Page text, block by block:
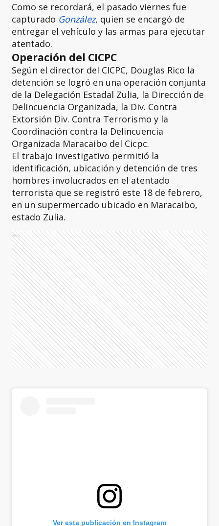
Como se recordará, el pasado viernes fue
capturado González, quien se encargó de
entregar el vehículo y las armas para ejecutar
atentado.
Operación del CICPC
Según el director del CICPC, Douglas Rico la
detención se logró en una operación conjunta
de la Delegación Estadal Zulia, la Dirección de
Delincuencia Organizada, la Div. Contra
Extorsión Div. Contra Terrorismo y la
Coordinación contra la Delincuencia
Organizada Maracaibo del Cicpc.
El trabajo investigativo permitió la
identificación, ubicación y detención de tres
hombres involucrados en el atentado
terrorista que se registró este 18 de febrero,
en un supermercado ubicado en Maracaibo,
estado Zulia.
Ads
Ver esta publicación en Instagram